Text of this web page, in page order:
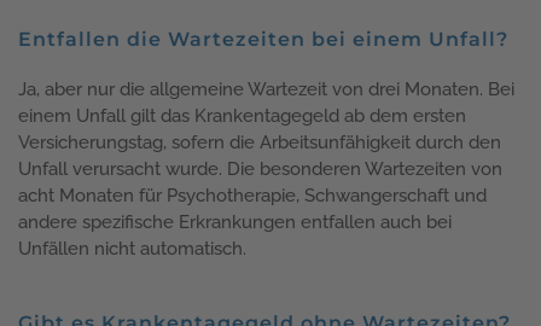
Entfallen die Wartezeiten bei einem Unfall?
Ja, aber nur die allgemeine Wartezeit von drei Monaten. Bei
einem Unfall gilt das Krankentagegeld ab dem ersten
Versicherungstag, sofern die Arbeitsunfähigkeit durch den
Unfall verursacht wurde. Die besonderen Wartezeiten von
acht Monaten für Psychotherapie, Schwangerschaft und
andere spezifische Erkrankungen entfallen auch bei
Unfällen nicht automatisch.